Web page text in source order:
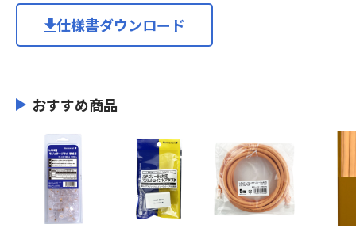
仕様書ダウンロード
おすすめ商品